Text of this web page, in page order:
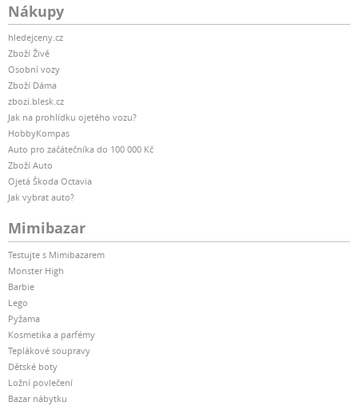
Nákupy
hledejceny.cz
Zboží Živě
Osobní vozy
Zboží Dáma
zbozi.blesk.cz
Jak na prohlídku ojetého vozu?
HobbyKompas
Auto pro začátečníka do 100 000 Kč
Zboží Auto
Ojetá Škoda Octavia
Jak vybrat auto?
Mimibazar
Testujte s Mimibazarem
Monster High
Barbie
Lego
Pyžama
Kosmetika a parfémy
Teplákové soupravy
Dětské boty
Ložní povlečení
Bazar nábytku